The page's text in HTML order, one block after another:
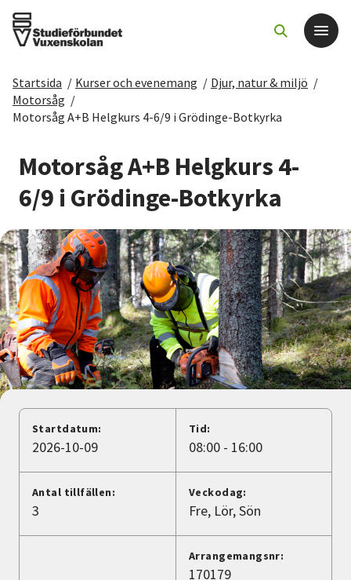
Det här gör vi
Sök kurser och evenemang
Om SV
Starta studiecirkel
Cirkelledare
Nyheter
Lyssna
Startsida / Kurser och evenemang / Djur, natur & miljö /
Motorsåg /
Motorsåg A+B Helgkurs 4-6/9 i Grödinge-Botkyrka
Motorsåg A+B Helgkurs 4-
6/9 i Grödinge-Botkyrka
Startdatum:
2026-10-09
Tid:
08:00 - 16:00
Antal tillfällen:
3
Veckodag:
Fre Lör Sön
Arrangemangsnr:
170179